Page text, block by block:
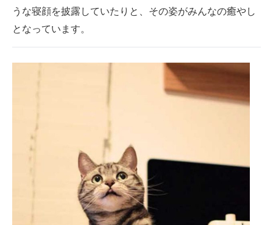
うな寝顔を披露していたりと、その姿がみんなの癒やし
となっています。